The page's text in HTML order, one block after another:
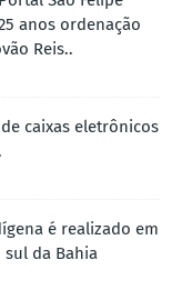
anos ordenação
Reis..
caixas eletrônicos
é realizado em
da Bahia